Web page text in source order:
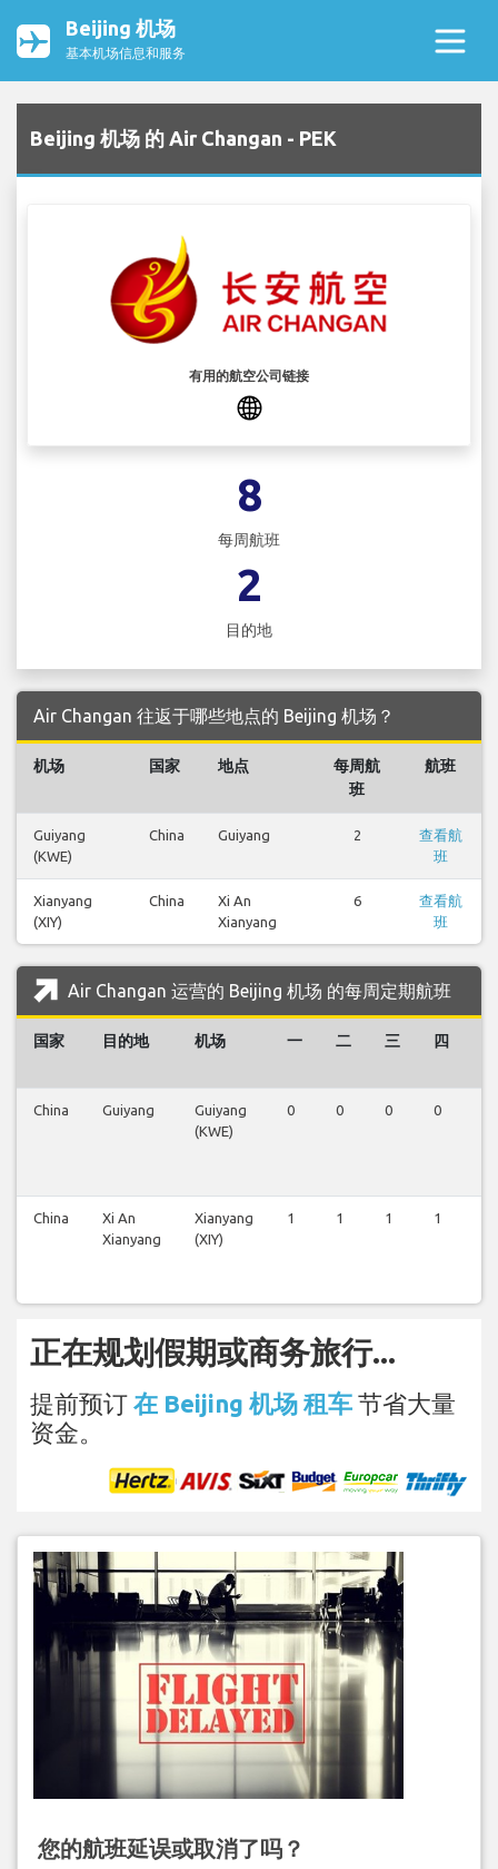
Beijing 机场
基本机场信息和服务
Beijing 机场 的 Air Changan - PEK
有用的航空公司链接
8
每周航班
2
目的地
Air Changan 往返于哪些地点的 Beijing 机场？
机场 国家 地点
每周航
班
航班
Guiyang
(KWE)
China Guiyang 2
查看航
班
Xianyang
(XIY)
China
Xi An
Xianyang
6
查看航
班
Air Changan 运营的 Beijing 机场 的每周定期航班
国家 目的地 机场 一 二 三 四
China Guiyang
Guiyang
(KWE)
0 0 0 0
China
Xi An
Xianyang
Xianyang
(XIY)
1 1 1 1
正在规划假期或商务旅行...
提前预订 在 Beijing 机场 租车 节省大量
资金。
您的航班延误或取消了吗？